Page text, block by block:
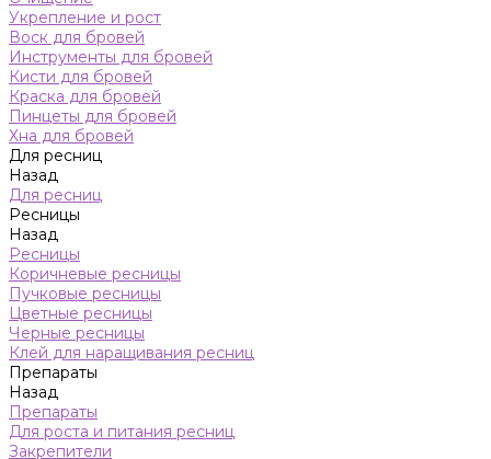
Укрепление и рост
Воск для бровей
Инструменты для бровей
Кисти для бровей
Краска для бровей
Пинцеты для бровей
Хна для бровей
Для ресниц
Назад
Для ресниц
Ресницы
Назад
Ресницы
Коричневые ресницы
Пучковые ресницы
Цветные ресницы
Черные ресницы
Клей для наращивания ресниц
Препараты
Назад
Препараты
Для роста и питания ресниц
Закрепители